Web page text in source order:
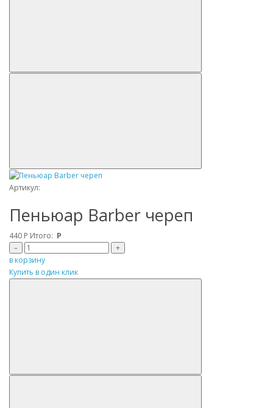
Артикул:
Пеньюар Barber череп
440 Р Итого: Р
–
+
в корзину
Купить в один клик